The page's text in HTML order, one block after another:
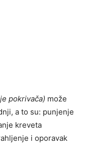
pokrivača) može
a to su: punjenje
kreveta
i oporavak